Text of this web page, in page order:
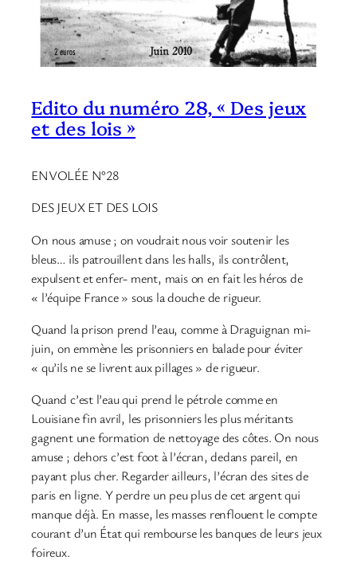
Edito du numéro 28, « Des jeux
et des lois »
ENVOLÉE N°28
DES JEUX ET DES LOIS
On nous amuse ; on voudrait nous voir soutenir les
bleus… ils patrouillent dans les halls, ils contrôlent,
expulsent et enfer- ment, mais on en fait les héros de
« l’équipe France » sous la douche de rigueur.
Quand la prison prend l’eau, comme à Draguignan mi-
juin, on emmène les prisonniers en balade pour éviter
« qu’ils ne se livrent aux pillages » de rigueur.
Quand c’est l’eau qui prend le pétrole comme en
Louisiane fin avril, les prisonniers les plus méritants
gagnent une formation de nettoyage des côtes. On nous
amuse ; dehors c’est foot à l’écran, dedans pareil, en
payant plus cher. Regarder ailleurs, l’écran des sites de
paris en ligne. Y perdre un peu plus de cet argent qui
manque déjà. En masse, les masses renflouent le compte
courant d’un État qui rembourse les banques de leurs jeux
foireux.